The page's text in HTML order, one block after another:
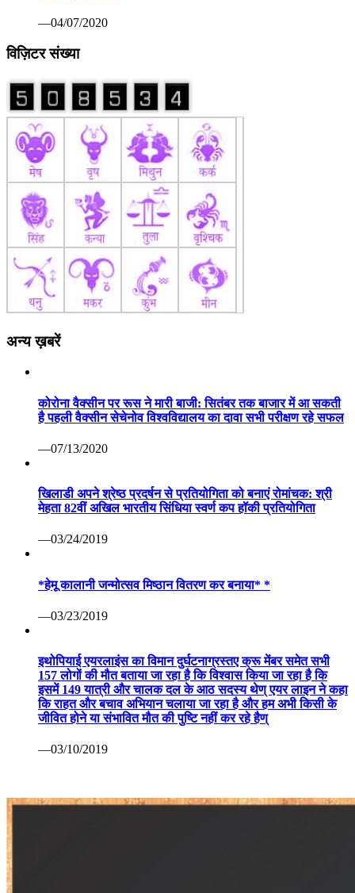
—04/07/2020
विज़िटर संख्या
अन्य ख़बरें
कोरोना वैक्सीन पर रूस ने मारी बाजी: सितंबर तक बाजार में आ सकती
है पहली वैक्सीन सेचेनोव विश्वविद्यालय का दावा सभी परीक्षण रहे सफल
—07/13/2020
खिलाडी अपने श्रेष्ठ प्रदर्षन से प्रतियोगिता को बनाएं रोमांचक: श्री
मेहता 82वीं अखिल भारतीय सिंधिया स्वर्ण कप हॉकी प्रतियोगिता
—03/24/2019
*हेमू कालानी जन्मोत्सव मिष्ठान वितरण कर बनाया* *
—03/23/2019
इथोपियाई एयरलाइंस का विमान दुर्घटनाग्रस्तए क्रू मेंबर समेत सभी
157 लोगों की मौत बताया जा रहा है कि विश्वास किया जा रहा है कि
इसमें 149 यात्री और चालक दल के आठ सदस्य थेण् एयर लाइन ने कहा
कि राहत और बचाव अभियान चलाया जा रहा है और हम अभी किसी के
जीवित होने या संभावित मौत की पुष्टि नहीं कर रहे हैण्
—03/10/2019